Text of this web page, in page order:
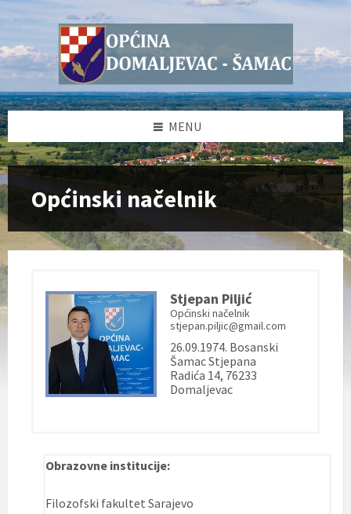
Skip
to
Skip
to
sidebar
Skip
to
MENU
Općinski načelnik
Stjepan Piljić
Općinski načelnik
stjepan.piljic@gmail.com
26.09.1974. Bosanski
Šamac Stjepana
Radića 14, 76233
Domaljevac
Obrazovne institucije:
Filozofski fakultet Sarajevo